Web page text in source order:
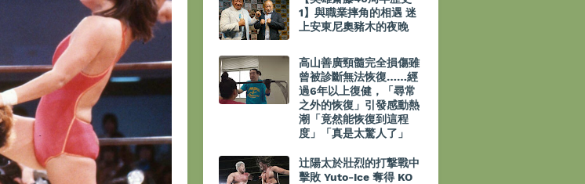
1】與職業摔角的相遇 迷
上安東尼奧豬木的夜晚
高山善廣頸髓完全損傷雖
曾被診斷無法恢復……經
過6年以上復健，「尋常
之外的恢復」引發感動熱
潮「竟然能恢復到這程
度」「真是太驚人了」
辻陽太於壯烈的打撃戰中
擊敗 Yuto-Ice 奪得 KO